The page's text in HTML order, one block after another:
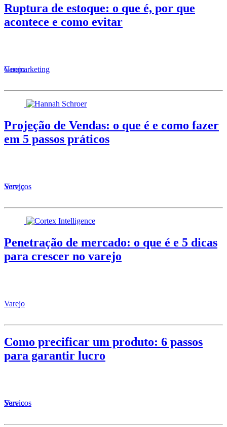
Ruptura de estoque: o que é, por que
acontece e como evitar
Varejo
Geomarketing
Projeção de Vendas: o que é e como fazer
em 5 passos práticos
Serviços
Varejo
Penetração de mercado: o que é e 5 dicas
para crescer no varejo
Varejo
Como precificar um produto: 6 passos
para garantir lucro
Serviços
Varejo